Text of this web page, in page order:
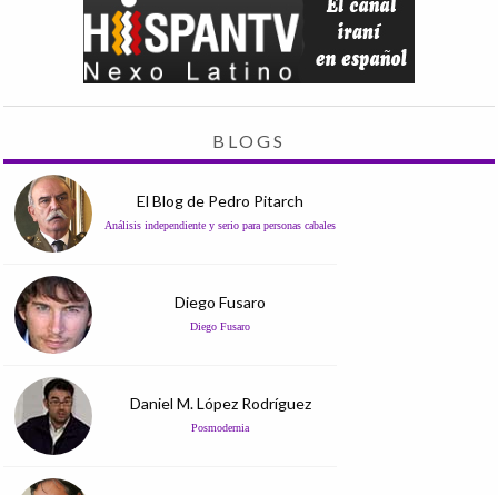
BLOGS
El Blog de Pedro Pitarch
Análisis independiente y serio para personas cabales
Diego Fusaro
Diego Fusaro
Daniel M. López Rodríguez
Posmodernia